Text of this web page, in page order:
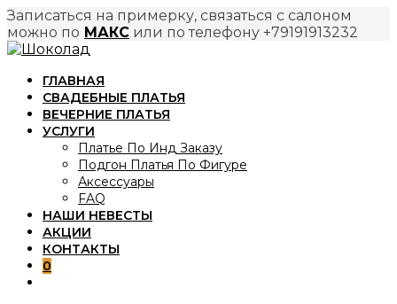
Записаться на примерку, связаться с салоном
можно по МАКС или по телефону +79191913232
Перейти
содержимому
ГЛАВНАЯ
СВАДЕБНЫЕ ПЛАТЬЯ
ВЕЧЕРНИЕ ПЛАТЬЯ
УСЛУГИ
Платье По Инд Заказу
Подгон Платья По Фигуре
Аксессуары
FAQ
НАШИ НЕВЕСТЫ
АКЦИИ
КОНТАКТЫ
0